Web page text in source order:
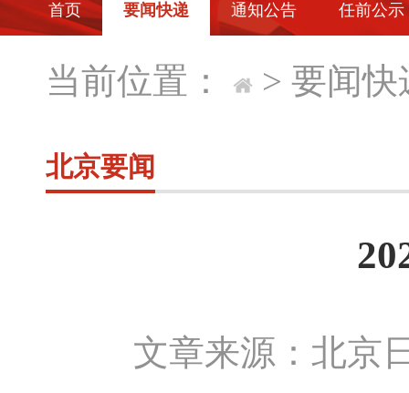
首页 要闻快递 通知公告 任前公示
当前位置： > 要闻快
北京要闻
文章来源：北